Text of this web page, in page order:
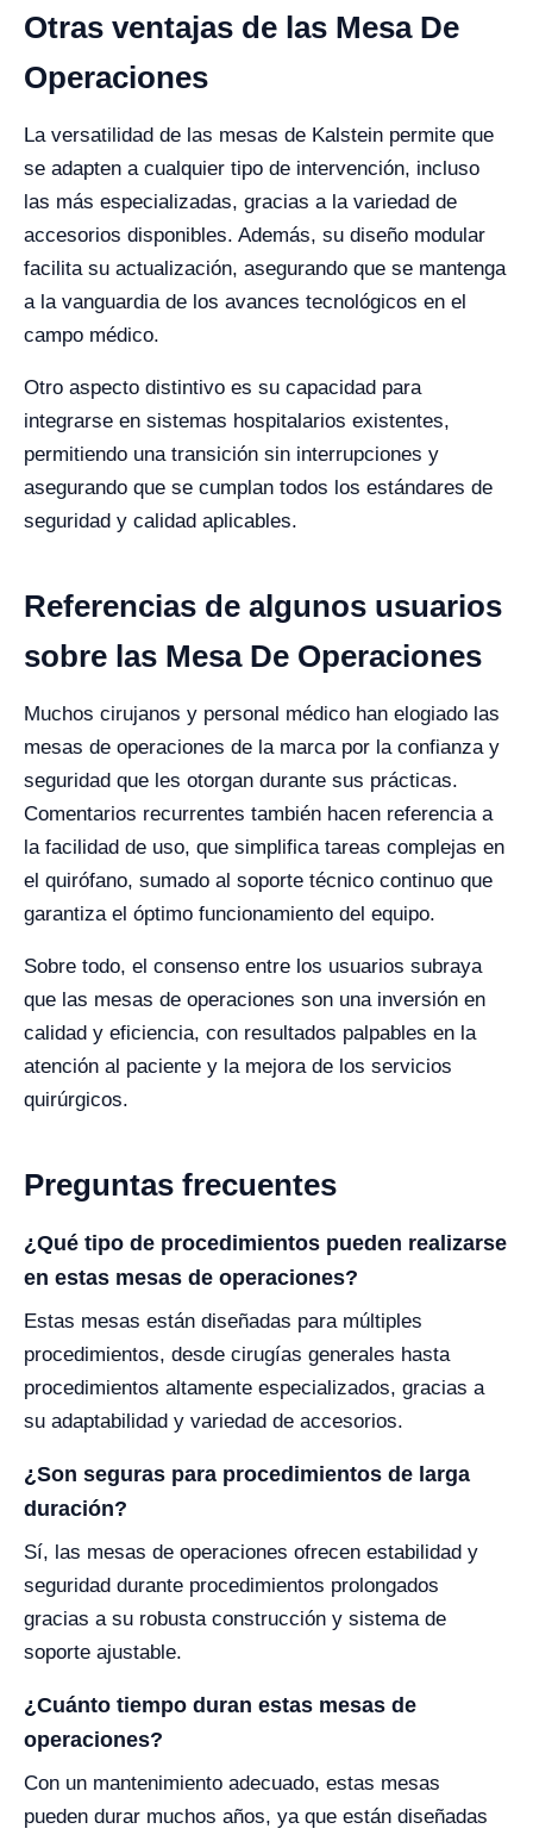
Otras ventajas de las Mesa De
Operaciones
La versatilidad de las mesas de Kalstein permite que
se adapten a cualquier tipo de intervención, incluso
las más especializadas, gracias a la variedad de
accesorios disponibles. Además, su diseño modular
facilita su actualización, asegurando que se mantenga
a la vanguardia de los avances tecnológicos en el
campo médico.
Otro aspecto distintivo es su capacidad para
integrarse en sistemas hospitalarios existentes,
permitiendo una transición sin interrupciones y
asegurando que se cumplan todos los estándares de
seguridad y calidad aplicables.
Referencias de algunos usuarios
sobre las Mesa De Operaciones
Muchos cirujanos y personal médico han elogiado las
mesas de operaciones de la marca por la confianza y
seguridad que les otorgan durante sus prácticas.
Comentarios recurrentes también hacen referencia a
la facilidad de uso, que simplifica tareas complejas en
el quirófano, sumado al soporte técnico continuo que
garantiza el óptimo funcionamiento del equipo.
Sobre todo, el consenso entre los usuarios subraya
que las mesas de operaciones son una inversión en
calidad y eficiencia, con resultados palpables en la
atención al paciente y la mejora de los servicios
quirúrgicos.
Preguntas frecuentes
¿Qué tipo de procedimientos pueden realizarse
en estas mesas de operaciones?
Estas mesas están diseñadas para múltiples
procedimientos, desde cirugías generales hasta
procedimientos altamente especializados, gracias a
su adaptabilidad y variedad de accesorios.
¿Son seguras para procedimientos de larga
duración?
Sí, las mesas de operaciones ofrecen estabilidad y
seguridad durante procedimientos prolongados
gracias a su robusta construcción y sistema de
soporte ajustable.
¿Cuánto tiempo duran estas mesas de
operaciones?
Con un mantenimiento adecuado, estas mesas
pueden durar muchos años, ya que están diseñadas